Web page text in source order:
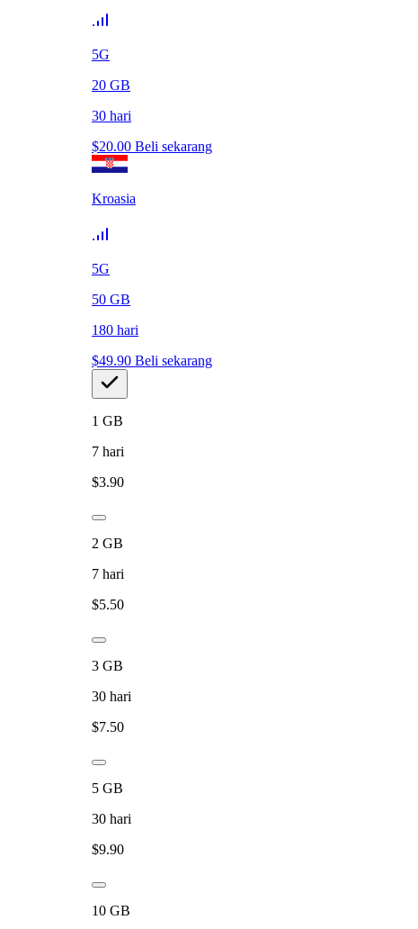
5G
20 GB
30 hari
$20.00 Beli sekarang
Kroasia
5G
50 GB
180 hari
$49.90 Beli sekarang
1 GB
7 hari
$3.90
2 GB
7 hari
$5.50
3 GB
30 hari
$7.50
5 GB
30 hari
$9.90
10 GB